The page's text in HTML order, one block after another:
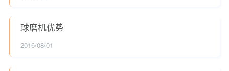
球磨机优势
2016/08/01